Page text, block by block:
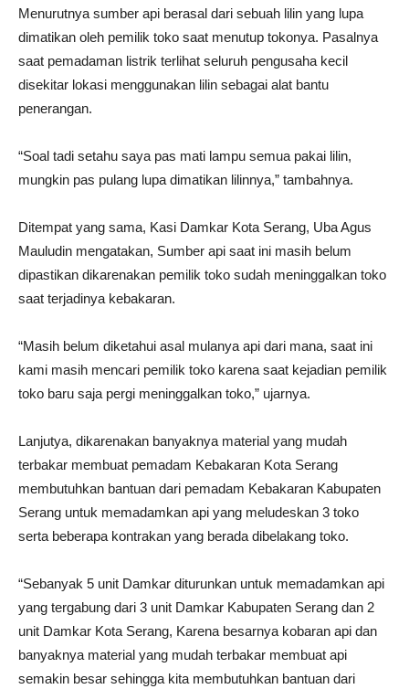
Menurutnya sumber api berasal dari sebuah lilin yang lupa
dimatikan oleh pemilik toko saat menutup tokonya. Pasalnya
saat pemadaman listrik terlihat seluruh pengusaha kecil
disekitar lokasi menggunakan lilin sebagai alat bantu
penerangan.
“Soal tadi setahu saya pas mati lampu semua pakai lilin,
mungkin pas pulang lupa dimatikan lilinnya,” tambahnya.
Ditempat yang sama, Kasi Damkar Kota Serang, Uba Agus
Mauludin mengatakan, Sumber api saat ini masih belum
dipastikan dikarenakan pemilik toko sudah meninggalkan toko
saat terjadinya kebakaran.
“Masih belum diketahui asal mulanya api dari mana, saat ini
kami masih mencari pemilik toko karena saat kejadian pemilik
toko baru saja pergi meninggalkan toko,” ujarnya.
Lanjutya, dikarenakan banyaknya material yang mudah
terbakar membuat pemadam Kebakaran Kota Serang
membutuhkan bantuan dari pemadam Kebakaran Kabupaten
Serang untuk memadamkan api yang meludeskan 3 toko
serta beberapa kontrakan yang berada dibelakang toko.
“Sebanyak 5 unit Damkar diturunkan untuk memadamkan api
yang tergabung dari 3 unit Damkar Kabupaten Serang dan 2
unit Damkar Kota Serang, Karena besarnya kobaran api dan
banyaknya material yang mudah terbakar membuat api
semakin besar sehingga kita membutuhkan bantuan dari